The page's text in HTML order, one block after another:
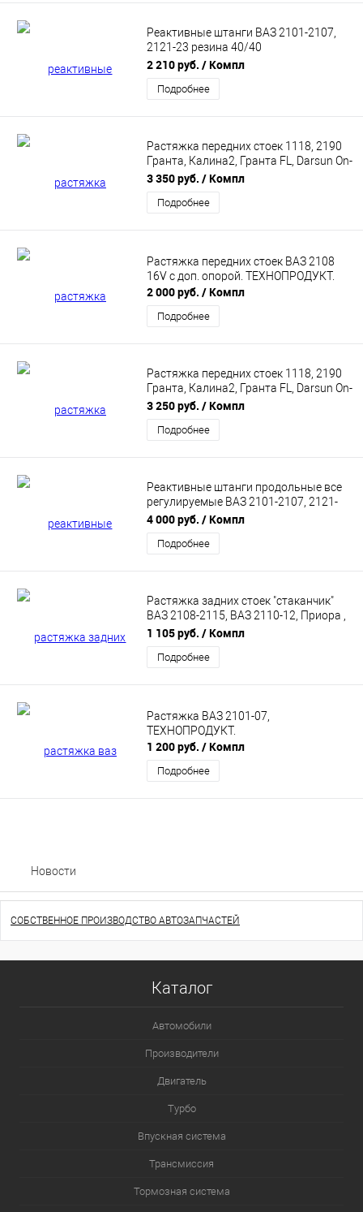
Реактивные штанги ВАЗ 2101-2107,
2121-23 резина 40/40
нерегулируемые, ТЕХНОПРОДУКТ.
2 210 руб. / Компл
Подробнее
Растяжка передних стоек 1118, 2190
Гранта, Калина2, Гранта FL, Darsun On-
do (16кл, с доп.опорой)
ТЕХНОПРОДУКТ
3 350 руб. / Компл
Подробнее
Растяжка передних стоек ВАЗ 2108
16V с доп. опорой. ТЕХНОПРОДУКТ.
2 000 руб. / Компл
Подробнее
Растяжка передних стоек 1118, 2190
Гранта, Калина2, Гранта FL, Darsun On-
do (8кл, с доп.опорой) ТЕХНОПРОДУКТ
3 250 руб. / Компл
Подробнее
Реактивные штанги продольные все
регулируемые ВАЗ 2101-2107, 2121-
2123 на сайлентблоках Урбан
Технопродукт
4 000 руб. / Компл
Подробнее
Растяжка задних стоек "стаканчик"
ВАЗ 2108-2115, ВАЗ 2110-12, Приора ,
ТЕХНОПРОДУКТ.
1 105 руб. / Компл
Подробнее
Растяжка ВАЗ 2101-07,
ТЕХНОПРОДУКТ.
1 200 руб. / Компл
Подробнее
Новости
СОБСТВЕННОЕ ПРОИЗВОДСТВО АВТОЗАПЧАСТЕЙ
Каталог
Автомобили
Производители
Двигатель
Турбо
Впускная система
Трансмиссия
Тормозная система